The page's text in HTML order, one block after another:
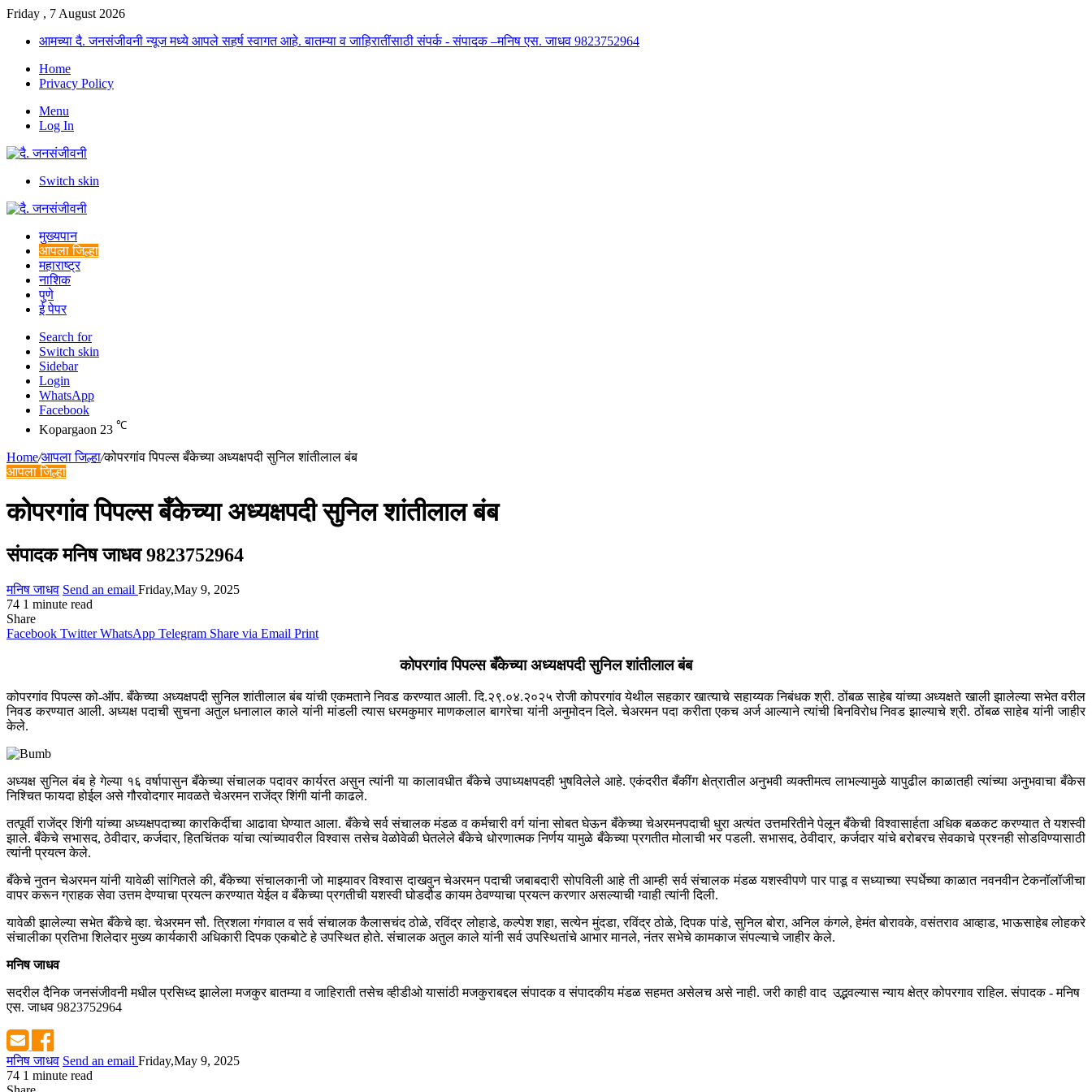
Friday , 7 August 2026
आमच्या दै. जनसंजीवनी न्यूज मध्ये आपले सहर्ष स्वागत आहे. बातम्या व जाहिरातींसाठी संपर्क - संपादक –मनिष एस. जाधव 9823752964
Home
Privacy Policy
Menu
Log In
Switch skin
मुख्यपान
आपला जिल्हा
महाराष्ट्र
नाशिक
पुणे
ई पेपर
Search for
Switch skin
Sidebar
Login
WhatsApp
Facebook
Kopargaon 23 ℃
Home/आपला जिल्हा/कोपरगांव पिपल्स बँकेच्या अध्यक्षपदी सुनिल शांतीलाल बंब
आपला जिल्हा
कोपरगांव पिपल्स बँकेच्या अध्यक्षपदी सुनिल शांतीलाल बंब
संपादक मनिष जाधव 9823752964
मनिष जाधव Send an email Friday,May 9, 2025
74 1 minute read
Share
Facebook Twitter WhatsApp Telegram Share via Email Print
कोपरगांव पिपल्स बँकेच्या अध्यक्षपदी सुनिल शांतीलाल बंब
कोपरगांव पिपल्स को-ऑप. बँकेच्या अध्यक्षपदी सुनिल शांतीलाल बंब यांची एकमताने निवड करण्यात आली. दि.२९.०४.२०२५ रोजी कोपरगांव येथील सहकार खात्याचे सहाय्यक निबंधक श्री. ठोंबळ साहेब यांच्या अध्यक्षते खाली झालेल्या सभेत वरील
निवड करण्यात आली. अध्यक्ष पदाची सुचना अतुल धनालाल काले यांनी मांडली त्यास धरमकुमार माणकलाल बागरेचा यांनी अनुमोदन दिले. चेअरमन पदा करीता एकच अर्ज आल्याने त्यांची बिनविरोध निवड झाल्याचे श्री. ठोंबळ साहेब यांनी जाहीर
केले.
अध्यक्ष सुनिल बंब हे गेल्या १६ वर्षापासुन बँकेच्या संचालक पदावर कार्यरत असुन त्यांनी या कालावधीत बँकेचे उपाध्यक्षपद‌ही भुषविलेले आहे. एकंदरीत बँकींग क्षेत्रातील अनुभवी व्यक्तीमत्व लाभल्यामुळे यापुढील काळातही त्यांच्या अनुभवाचा बँकेस
निश्चित फायदा होईल असे गौरवोदगार मावळते चेअरमन राजेंद्र शिंगी यांनी काढले.
तत्पूर्वी राजेंद्र शिंगी यांच्या अध्यक्षपदाच्या कारकिर्दीचा आढावा घेण्यात आला. बँकेचे सर्व संचालक मंडळ व कर्मचारी वर्ग यांना सोबत घेऊन बँकेच्या चेअरमनपदाची धुरा अत्यंत उत्तमरितीने पेलून बँकेची विश्वासार्हता अधिक बळकट करण्यात ते यशस्वी
झाले. बँकेचे सभासद, ठेवीदार, कर्जदार, हितचिंतक यांचा त्यांच्यावरील विश्वास तसेच वेळोवेळी घेतलेले बँकेचे धोरणात्मक निर्णय यामुळे बँकेच्या प्रगतीत मोलाची भर पडली. सभासद, ठेवीदार, कर्जदार यांचे बरोबरच सेवकाचे प्रश्नही सोडविण्यासाठी
त्यांनी प्रयत्न केले.
बँकेचे नुतन चेअरमन यांनी यावेळी सांगितले की, बँकेच्या संचालकानी जो माझ्यावर विश्वास दाखवुन चेअरमन पदाची जबाबदारी सोपविली आहे ती आम्ही सर्व संचालक मंडळ यशस्वीपणे पार पाडू व सध्याच्या स्पर्धेच्या काळात नवनवीन टेकनॉलॉजीचा
वापर करून ग्राहक सेवा उत्तम देण्याचा प्रयत्न करण्यात येईल व बँकेच्या प्रगतीची यशस्वी घोडदौड कायम ठेवण्याचा प्रयत्न करणार असल्याची ग्वाही त्यांनी दिली.
यावेळी झालेल्या सभेत बँकेचे व्हा. चेअरमन सौ. त्रिशला गंगवाल व सर्व संचालक कैलासचंद ठोळे, रविंद्र लोहाडे, कल्पेश शहा, सत्येन मुंदडा, रविंद्र ठोळे, दिपक पांडे, सुनिल बोरा, अनिल कंगले, हेमंत बोरावके, वसंतराव आव्हाड, भाऊसाहेब लोहकरे
संचालीका प्रतिभा शिलेदार मुख्य कार्यकारी अधिकारी दिपक एकबोटे हे उपस्थित होते. संचालक अतुल काले यांनी सर्व उपस्थितांचे आभार मानले, नंतर सभेचे कामकाज संपल्याचे जाहीर केले.
मनिष जाधव
सदरील दैनिक जनसंजीवनी मधील प्रसिध्द झालेला मजकुर बातम्या व जाहिराती तसेच व्हीडीओ यासांठी मजकुराबद्दल संपादक व संपादकीय मंडळ सहमत असेलच असे नाही. जरी काही वाद उद्भवल्यास न्याय क्षेत्र कोपरगाव राहिल. संपादक - मनिष
एस. जाधव 9823752964
मनिष जाधव Send an email Friday,May 9, 2025
74 1 minute read